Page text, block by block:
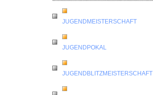
JUGENDMEISTERSCHAFT
JUGENDPOKAL
JUGENDBLITZMEISTERSCHAFT